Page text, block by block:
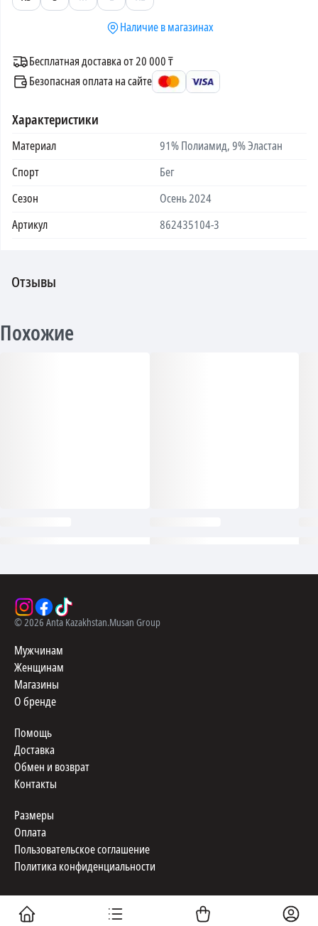
Наличие в магазинах
Бесплатная доставка от 20 000 ₸
Безопасная оплата на сайте
Характеристики
Материал
91% Полиамид, 9% Эластан
Спорт
Бег
Сезон
Осень 2024
Артикул
862435104-3
Отзывы
Похожие
©2026 Anta Kazakhstan.Musan Group
Мужчинам
Женщинам
Магазины
О бренде
Помощь
Доставка
Обмен и возврат
Контакты
Размеры
Оплата
Пользовательское соглашение
Политика конфиденциальности